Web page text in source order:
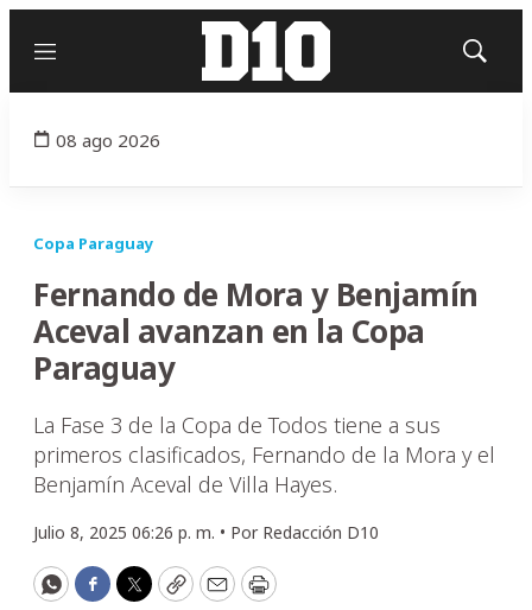
Menú
Mostrar
08 ago 2026
Copa Paraguay
Fernando de Mora y Benjamín
Aceval avanzan en la Copa
Paraguay
La Fase 3 de la Copa de Todos tiene a sus
primeros clasificados, Fernando de la Mora y el
Benjamín Aceval de Villa Hayes.
Julio 8, 2025 06:26 p. m. • Por Redacción D10
WhatsApp
Facebook
Twitter
CopyEmailPrint